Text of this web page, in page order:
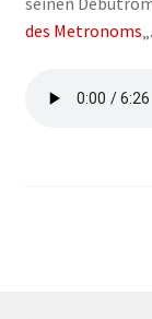
des Metronoms „.